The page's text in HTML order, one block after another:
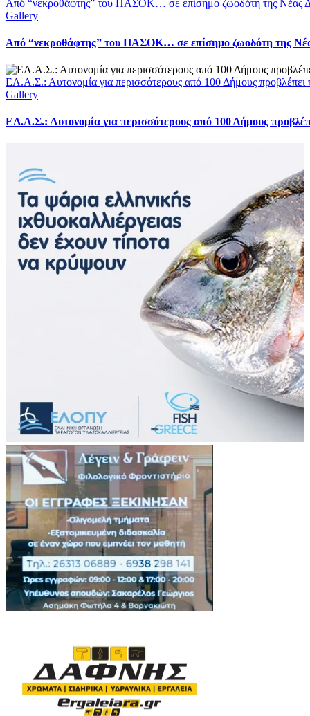
Από “νεκροθάφτης” του ΠΑΣΟΚ… σε επίσημο ζωοδότη της Νέας
Gallery
Από “νεκροθάφτης” του ΠΑΣΟΚ… σε επίσημο ζωοδότη της
ΕΛ.Α.Σ.: Αυτονομία για περισσότερους από 100 Δήμους
Gallery
ΕΛ.Α.Σ.: Αυτονομία για περισσότερους από 100 Δήμους